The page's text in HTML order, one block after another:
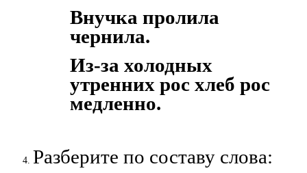
Внучка пролила
чернила.
Из-за холодных
утренних рос хлеб рос
медленно.
Разберите по составу слова: